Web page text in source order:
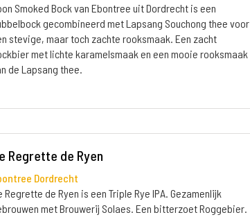
Smoked Bock van Ebontree uit Dordrecht is een
gecombineerd met Lapsang Souchong thee voor
stevige, maar toch zachte rooksmaak. Een zacht
met lichte karamelsmaak en een mooie rooksmaak
de Lapsang thee.
Regrette de Ryen
Dordrecht
Regrette de Ryen is een Triple Rye IPA. Gezamenlijk
met Brouwerij Solaes. Een bitterzoet Roggebier.